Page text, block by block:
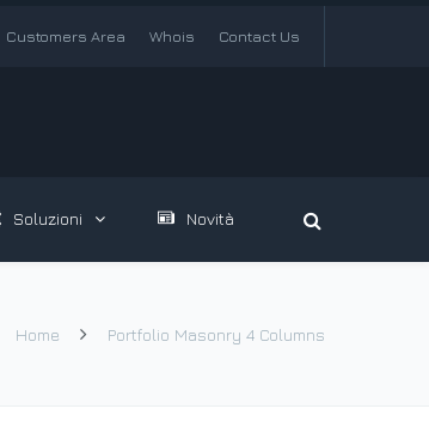
Customers Area Whois Contact Us
Soluzioni Novità
Home Portfolio Masonry 4 Columns